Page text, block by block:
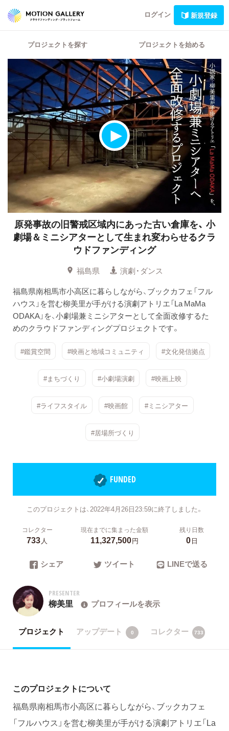
ログイン 新規登録
プロジェクトを探す プロジェクトを始める
原発事故の旧警戒区域内にあった古い倉庫を、 小
劇場＆ミニシアターとして生まれ変わらせるクラ
ウドファンディング
福島県
演劇・ダンス
福島県南相馬市小高区に暮らしながら、ブックカフェ「フル
ハウス」を営む柳美里が手がける演劇アトリエ「La MaMa
ODAKA」を、小劇場兼ミニシアターとして全面改修するた
めのクラウドファンディングプロジェクトです。
#鑑賞空間 #映画と地域コミュニティ #文化発信拠点
#まちづくり #小劇場演劇 #映画上映
#ライフスタイル #映画館 #ミニシアター
#居場所づくり
FUNDED
このプロジェクトは、2022年4月26日23:59に終了しました。
コレクター
733人
現在までに集まった金額
11,327,500円
残り日数
0日
シェア ツイート LINEで送る
PRESENTER
柳美里 プロフィールを表示
プロジェクト アップデート 0 コレクター 733
このプロジェクトについて
福島県南相馬市小高区に暮らしながら、ブックカフェ
「フルハウス」を営む柳美里が手がける演劇アトリエ「La